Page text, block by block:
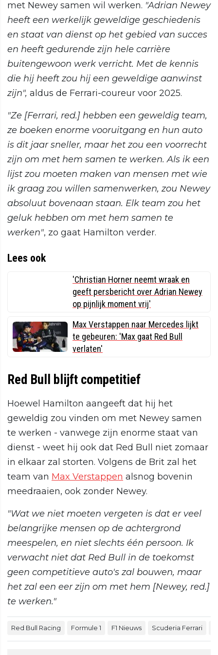
met Newey samen wil werken. "Adrian Newey
heeft een werkelijk geweldige geschiedenis
en staat van dienst op het gebied van succes
en heeft gedurende zijn hele carrière
buitengewoon werk verricht. Met de kennis
die hij heeft zou hij een geweldige aanwinst
zijn", aldus de Ferrari-coureur voor 2025.
"Ze [Ferrari, red.] hebben een geweldig team,
ze boeken enorme vooruitgang en hun auto
is dit jaar sneller, maar het zou een voorrecht
zijn om met hem samen te werken. Als ik een
lijst zou moeten maken van mensen met wie
ik graag zou willen samenwerken, zou Newey
absoluut bovenaan staan. Elk team zou het
geluk hebben om met hem samen te
werken", zo gaat Hamilton verder.
Lees ook
'Christian Horner neemt wraak en
geeft persbericht over Adrian Newey
op pijnlijk moment vrij'
Max Verstappen naar Mercedes lijkt
te gebeuren: 'Max gaat Red Bull
verlaten'
Red Bull blijft competitief
Hoewel Hamilton aangeeft dat hij het
geweldig zou vinden om met Newey samen
te werken - vanwege zijn enorme staat van
dienst - weet hij ook dat Red Bull niet zomaar
in elkaar zal storten. Volgens de Brit zal het
team van Max Verstappen alsnog bovenin
meedraaien, ook zonder Newey.
"Wat we niet moeten vergeten is dat er veel
belangrijke mensen op de achtergrond
meespelen, en niet slechts één persoon. Ik
verwacht niet dat Red Bull in de toekomst
geen competitieve auto's zal bouwen, maar
het zal een eer zijn om met hem [Newey, red.]
te werken."
Red Bull Racing Formule 1 F1 Nieuws Scuderia Ferrari